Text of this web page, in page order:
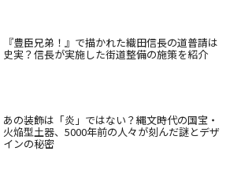
『豊臣兄弟！』で描かれた織田信長の道普請は
史実？信長が実施した街道整備の施策を紹介
あの装飾は「炎」ではない？縄文時代の国宝・
火焔型土器、5000年前の人々が刻んだ謎とデザ
インの秘密